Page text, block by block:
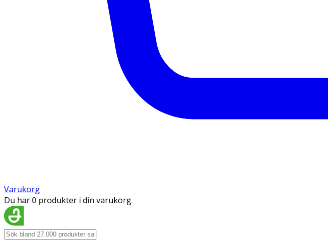
Varukorg
Du har 0 produkter i din varukorg.